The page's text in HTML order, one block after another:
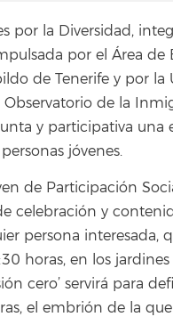
por la Diversidad,
por el Área de
de Tenerife y por la
de la
y participativa una
jóvenes.
de Participación
celebración y
persona interesada,
horas, en los jardines
cero’ servirá para
el embrión de la